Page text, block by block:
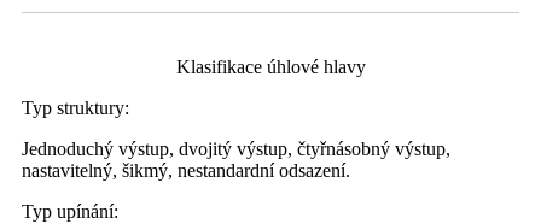
Klasifikace úhlové hlavy
Typ struktury:
Jednoduchý výstup, dvojitý výstup, čtyřnásobný výstup,
nastavitelný, šikmý, nestandardní odsazení.
Typ upínání: